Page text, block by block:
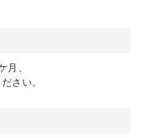
月、
さい。